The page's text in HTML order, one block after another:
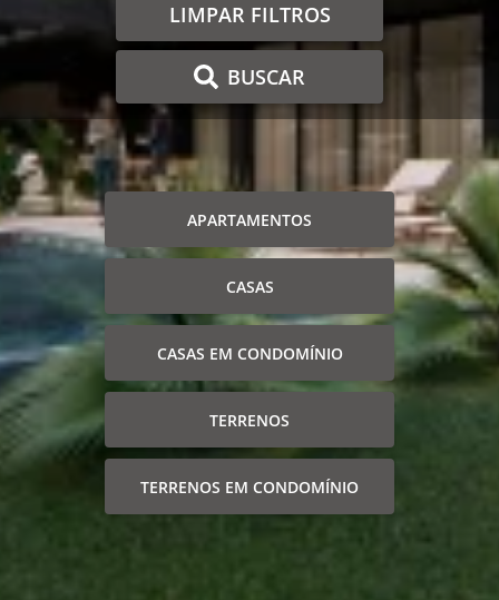
LIMPAR FILTROS
BUSCAR
APARTAMENTOS
CASAS
CASAS EM CONDOMÍNIO
TERRENOS
TERRENOS EM CONDOMÍNIO